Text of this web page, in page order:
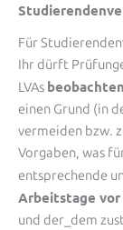
Für
Ihr dürft
LVAs beobachten
einen Grund (in
vermeiden bzw.
Vorgaben, was
entsprechende
Arbeitstage
und der_dem